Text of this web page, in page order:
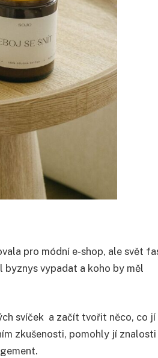
pro módní e-shop, ale svět
byznys vypadat a koho by měl
svíček a začít tvořit něco, co jí
zkušenosti, pomohly jí znalosti